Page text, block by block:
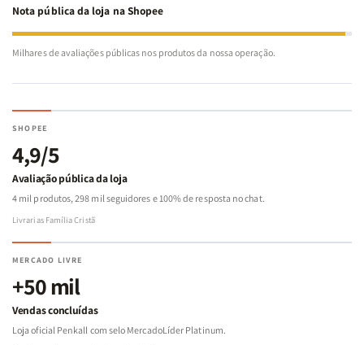
Nota pública da loja na Shopee
Milhares de avaliações públicas nos produtos da nossa operação.
SHOPEE
4,9/5
Avaliação pública da loja
4 mil produtos, 298 mil seguidores e 100% de resposta no chat.
Livrarias Família Cristã
MERCADO LIVRE
+50 mil
Vendas concluídas
Loja oficial Penkall com selo MercadoLíder Platinum.